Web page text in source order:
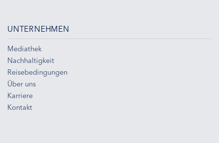
UNTERNEHMEN
Mediathek
Nachhaltigkeit
Reisebedingungen
Über uns
Karriere
Kontakt